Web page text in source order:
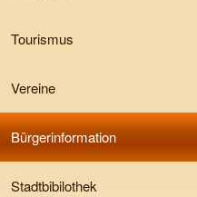
Tourismus
Vereine
Bürgerinformation
Stadtbibilothek